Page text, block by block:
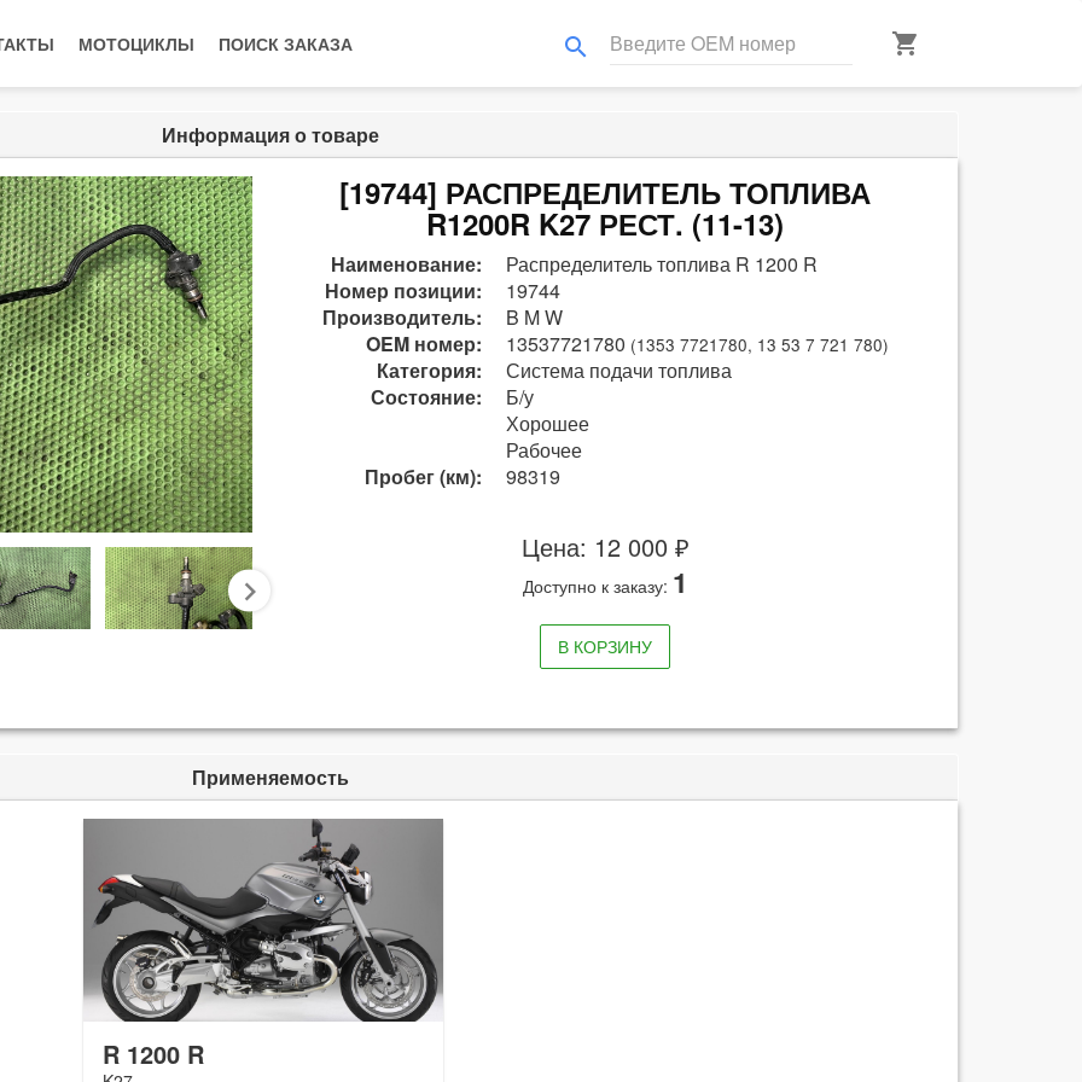
МОТОЦИКЛЫ ПОИСК ЗАКАЗА search shopping_cart
Информация о товаре
next
[19744] РАСПРЕДЕЛИТЕЛЬ ТОПЛИВА
R1200R K27 РЕСТ. (11-13)
Наименование:
Распределитель топлива R 1200 R
Номер позиции:
19744
Производитель:
B M W
OEM номер:
13537721780 (1353 7721780, 13 53 7 721 780)
Категория:
Система подачи топлива
Состояние:
Б/у
Хорошее
Рабочее
Пробег (км):
98319
Цена: 12 000 ₽
Доступно к заказу: 1
В КОРЗИНУ
Применяемость
R 1200 R